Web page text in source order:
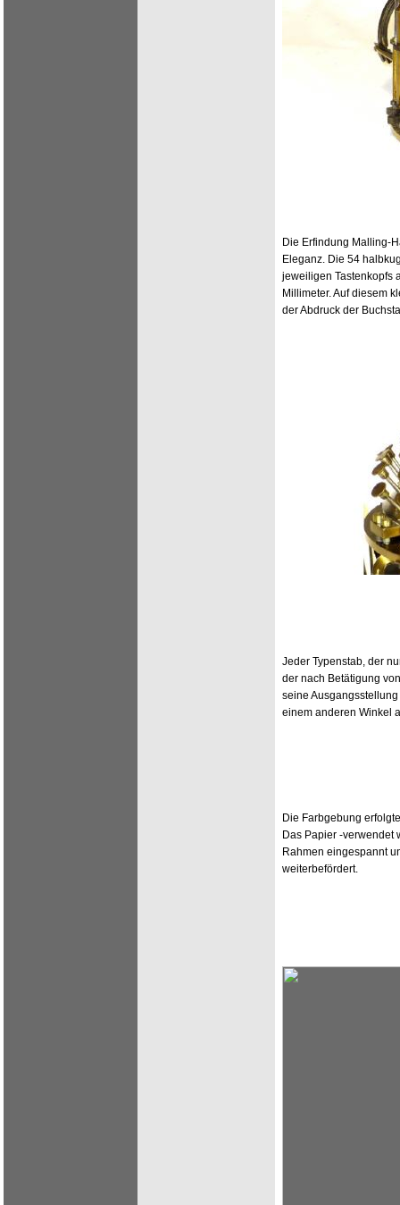
Die Erfindung Malling-
Eleganz. Die 54
jeweiligen Tastenkopfs
Millimeter. Auf diesem
der Abdruck der
Jeder Typenstab, der
der nach Betätigung
seine
einem anderen Winkel
Die Farbgebung
Das Papier -verwendet
Rahmen eingespannt
weiterbefördert.